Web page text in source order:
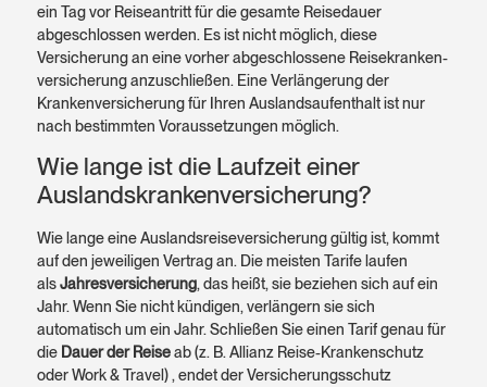
ein Tag vor Reiseantritt für die gesamte Reise­dauer
abgeschlossen werden. Es ist nicht möglich, diese
Versicherung an eine vorher abgeschlossene Reise­kranken­
versicherung anzuschließen. Eine Verlängerung der
Kranken­versicherung für Ihren Auslands­aufenthalt ist nur
nach bestimmten Voraus­setzungen möglich.
Wie lange ist die Laufzeit einer
Auslands­kranken­versicherung?
Wie lange eine Auslands­reise­versicherung gültig ist, kommt
auf den jeweiligen Vertrag an. Die meisten Tarife laufen
alsJahres­versicherung, das heißt, sie beziehen sich auf ein
Jahr. Wenn Sie nicht kündigen, verlängern sie sich
automatisch um ein Jahr. Schließen Sie einen Tarif genau für
dieDauer der Reiseab (z. B. Allianz Reise-Kranken­schutz
oder Work & Travel) , endet der Versicherungs­schutz